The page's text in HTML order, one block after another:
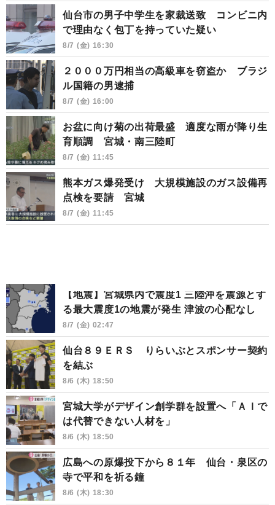
仙台市の男子中学生を家裁送致 コンビニ内
で理由なく包丁を持っていた疑い
8/7 (金) 16:30
２０００万円相当の高級車を窃盗か ブラジ
ル国籍の男逮捕
8/7 (金) 16:00
お盆に向け菊の出荷最盛 適度な雨が降り生
育順調 宮城・南三陸町
8/7 (金) 11:45
熊本ガス爆発受け 大規模施設のガス設備再
点検を要請 宮城
8/7 (金) 11:45
【地震】宮城県内で震度1 三陸沖を震源とす
る最大震度1の地震が発生 津波の心配なし
8/7 (金) 02:47
仙台８９ＥＲＳ りらいぶとスポンサー契約
を結ぶ
8/6 (木) 18:50
宮城大学がデザイン創学群を設置へ「ＡＩで
は代替できない人材を」
8/6 (木) 18:50
広島への原爆投下から８１年 仙台・泉区の
寺で平和を祈る鐘
8/6 (木) 18:30